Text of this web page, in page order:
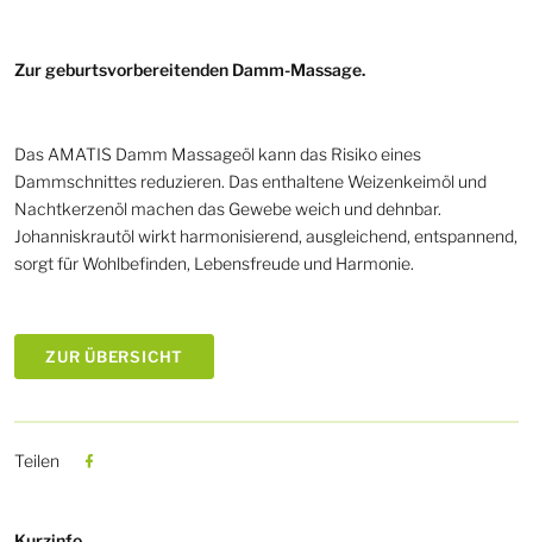
Zur geburtsvorbereitenden Damm-Massage.
Das AMATIS Damm Massageöl kann das Risiko eines
Dammschnittes reduzieren. Das enthaltene Weizenkeimöl und
Nachtkerzenöl machen das Gewebe weich und dehnbar.
Johanniskrautöl wirkt harmonisierend, ausgleichend, entspannend,
sorgt für Wohlbefinden, Lebensfreude und Harmonie.
ZUR ÜBERSICHT
Teilen